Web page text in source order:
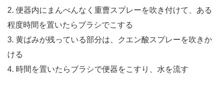
2. 便器内にまんべんなく重曹スプレーを吹き付けて、ある
程度時間を置いたらブラシでこする
3. 黄ばみが残っている部分は、クエン酸スプレーを吹きか
ける
4. 時間を置いたらブラシで便器をこすり、水を流す